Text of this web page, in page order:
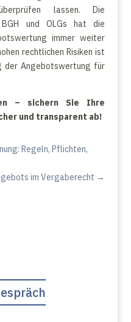
lassen. Die
BGH und OLGs hat die
immer weiter
rechtlichen Risiken ist
der Angebotswertung für
– sichern Sie Ihre
und transparent ab!
Regeln, Pflichten,
im Vergaberecht →